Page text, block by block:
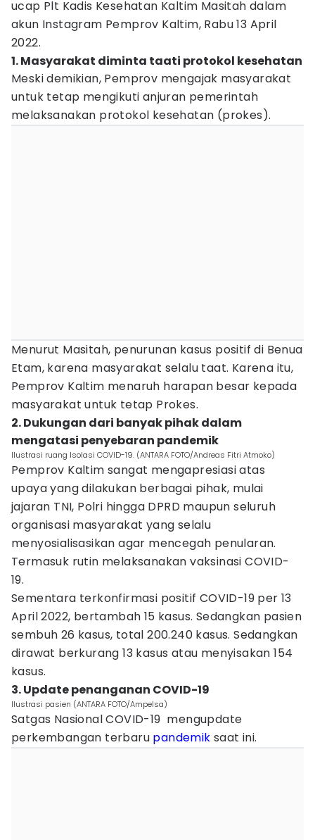
ucap Plt Kadis Kesehatan Kaltim Masitah dalam
akun Instagram Pemprov Kaltim, Rabu 13 April
2022.
1. Masyarakat diminta taati protokol kesehatan
Meski demikian, Pemprov mengajak masyarakat
untuk tetap mengikuti anjuran pemerintah
melaksanakan protokol kesehatan (prokes).
Menurut Masitah, penurunan kasus positif di Benua
Etam, karena masyarakat selalu taat. Karena itu,
Pemprov Kaltim menaruh harapan besar kepada
masyarakat untuk tetap Prokes.
2. Dukungan dari banyak pihak dalam
mengatasi penyebaran pandemik
Ilustrasi ruang Isolasi COVID-19. (ANTARA FOTO/Andreas Fitri Atmoko)
Pemprov Kaltim sangat mengapresiasi atas
upaya yang dilakukan berbagai pihak, mulai
jajaran TNI, Polri hingga DPRD maupun seluruh
organisasi masyarakat yang selalu
menyosialisasikan agar mencegah penularan.
Termasuk rutin melaksanakan vaksinasi COVID-
19.
Sementara terkonfirmasi positif COVID-19 per 13
April 2022, bertambah 15 kasus. Sedangkan pasien
sembuh 26 kasus, total 200.240 kasus. Sedangkan
dirawat berkurang 13 kasus atau menyisakan 154
kasus.
3. Update penanganan COVID-19
Ilustrasi pasien (ANTARA FOTO/Ampelsa)
Satgas Nasional COVID-19 mengupdate
perkembangan terbaru pandemik saat ini.